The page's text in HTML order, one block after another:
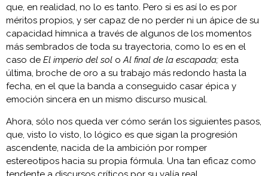
que, en realidad, no lo es tanto. Pero si es así lo es por
méritos propios, y ser capaz de no perder ni un ápice de su
capacidad hímnica a través de algunos de los momentos
más sembrados de toda su trayectoria, como lo es en el
caso de El imperio del sol oAl final de la escapada; esta
última, broche de oro a su trabajo más redondo hasta la
fecha, en el que la banda a conseguido casar épica y
emoción sincera en un mismo discurso musical.
Ahora, sólo nos queda ver cómo serán los siguientes pasos,
que, visto lo visto, lo lógico es que sigan la progresión
ascendente, nacida de la ambición por romper
estereotipos hacia su propia fórmula. Una tan eficaz como